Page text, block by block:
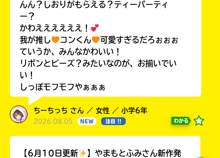
んん？しおりがもらえる？ティーパーティ
ー？
かわええええええ！
我が推し
コンくん
可愛すぎるだろぉぉぉ
ていうか、みんなかわいい！
リボンとビーズ？みたいなのが、お揃いでい
い！
しっぽモフモフやぁぁぁ
ちーちっち さん ／ 女性 ／ 小学6年
2026.08.05 NEW 注目 !! わかる
【6月10日更新
】やまもとふみさん新作発